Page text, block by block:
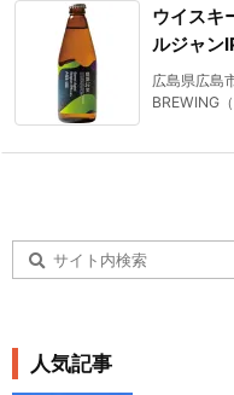
ウイスキ
ルジャン
広島県広島
BREWING
人気記事